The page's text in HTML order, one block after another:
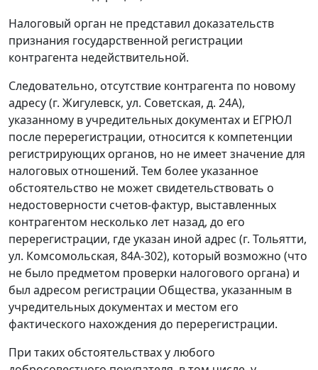
Налоговый орган не представил доказательств
признания государственной регистрации
контрагента недействительной.
Следовательно, отсутствие контрагента по новому
адресу (г. Жигулевск, ул. Советская, д. 24А),
указанному в учредительных документах и ЕГРЮЛ
после перерегистрации, относится к компетенции
регистрирующих органов, но не имеет значение для
налоговых отношений. Тем более указанное
обстоятельство не может свидетельствовать о
недостоверности счетов-фактур, выставленных
контрагентом несколько лет назад, до его
перерегистрации, где указан иной адрес (г. Тольятти,
ул. Комсомольская, 84А-302), который возможно (что
не было предметом проверки налогового органа) и
был адресом регистрации Общества, указанным в
учредительных документах и местом его
фактического нахождения до перерегистрации.
При таких обстоятельствах у любого